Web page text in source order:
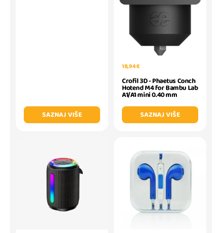
SAZNAJ VIŠE
18,94 €
Crofil 3D - Phaetus Conch
Hotend M4 for Bambu Lab
A1/A1 mini 0.40 mm
SAZNAJ VIŠE